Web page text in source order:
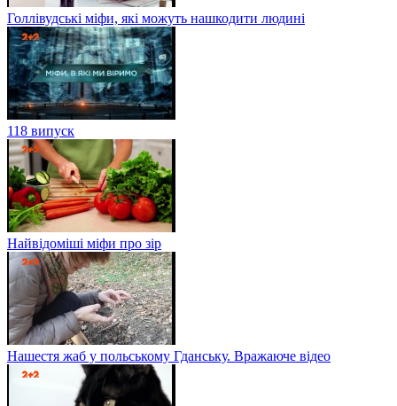
Голлівудські міфи, які можуть нашкодити людині
118 випуск
Найвідоміші міфи про зір
Нашестя жаб у польському Гданську. Вражаюче відео